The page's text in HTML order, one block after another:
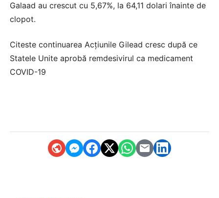
Galaad au crescut cu 5,67%, la 64,11 dolari înainte de
clopot.
Citeste continuarea Acțiunile Gilead cresc după ce
Statele Unite aprobă remdesivirul ca medicament
COVID-19